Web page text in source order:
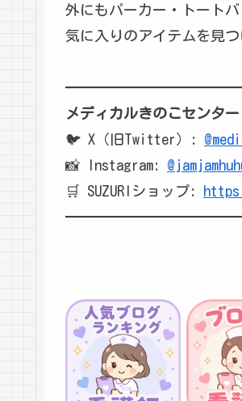
外にもパーカー・トート
気に入りのアイテムを見
メディカルきのこセンター
🐦 X（旧Twitter）:
📸 Instagram:
🛒 SUZURIショップ: